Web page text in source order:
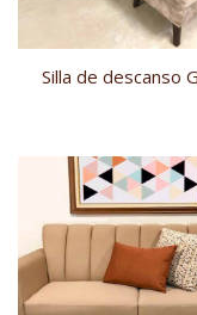
Silla de descanso